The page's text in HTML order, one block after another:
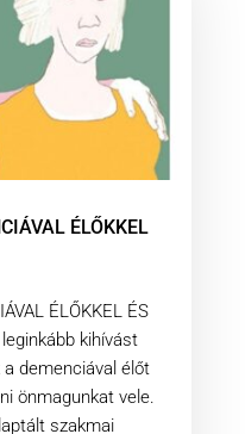
ÉLŐKKEL
ÉLŐKKEL ÉS
kihívást
demenciával élőt
önmagunkat vele.
szakmai